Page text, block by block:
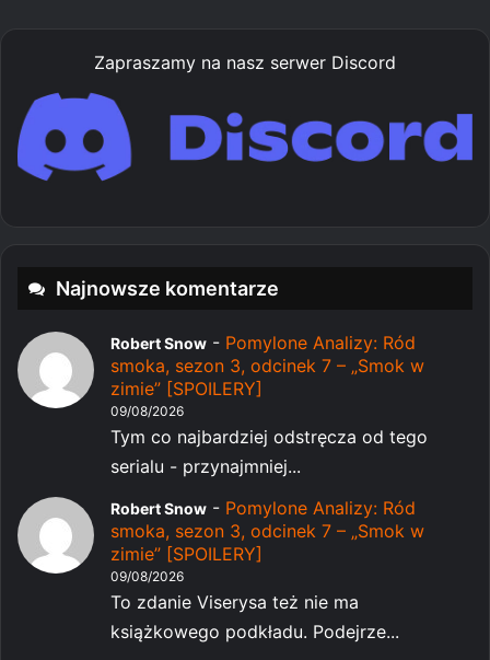
Zapraszamy na nasz serwer Discord
Najnowsze komentarze
Robert Snow - Pomylone Analizy: Ród
smoka, sezon 3, odcinek 7 – „Smok w
zimie” [SPOILERY]
09/08/2026
Tym co najbardziej odstręcza od tego
serialu - przynajmniej...
Robert Snow - Pomylone Analizy: Ród
smoka, sezon 3, odcinek 7 – „Smok w
zimie” [SPOILERY]
09/08/2026
To zdanie Viserysa też nie ma
książkowego podkładu. Podejrze...